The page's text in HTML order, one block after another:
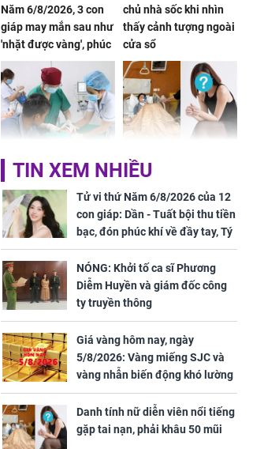
Năm 6/8/2026, 3 con
giáp may mắn sau như
'nhặt được vàng', phúc
khí tràn đầy, dễ giàu sụ
chỉ sau một đêm
chủ nhà sốc khi nhìn
thấy cảnh tượng ngoài
cửa sổ
Bé trai 2 tuổi biến
dạng gương mặt khi bị
chó hàng xóm cắn
Danh tính nữ diễn viên
nổi tiếng gặp tai nạn,
phải khâu 50 mũi
Hồ Ngọc Hà ví Lisa
như cô gái vùng quê ở
Thụy Điển
TIN XEM NHIỀU
Tử vi thứ Năm 6/8/2026 của 12
con giáp: Dần - Tuất bội thu tiền
bạc, đón phúc khí về đầy tay, Tý
- Mão công việc khó khăn, tiền
bạc đội nón ra đi
NÓNG: Khởi tố ca sĩ Phương
Diễm Huyền và giám đốc công
ty truyền thông
Giá vàng hôm nay, ngày
5/8/2026: Vàng miếng SJC và
vàng nhẫn biến động khó lường
Danh tính nữ diễn viên nổi tiếng
gặp tai nạn, phải khâu 50 mũi